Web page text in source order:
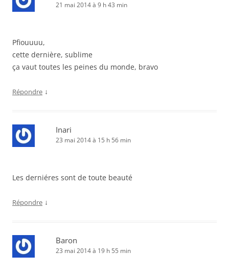
21 mai 2014 à 9 h 43 min
Pfiouuuu,
cette dernière, sublime
ça vaut toutes les peines du monde, bravo
Répondre ↓
Inari
23 mai 2014 à 15 h 56 min
Les derniéres sont de toute beauté
Répondre ↓
Baron
23 mai 2014 à 19 h 55 min